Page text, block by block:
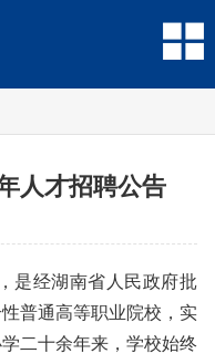
人才招聘公告
是经湖南省人民政府批
普通高等职业院校，实
二十余年来，学校始终